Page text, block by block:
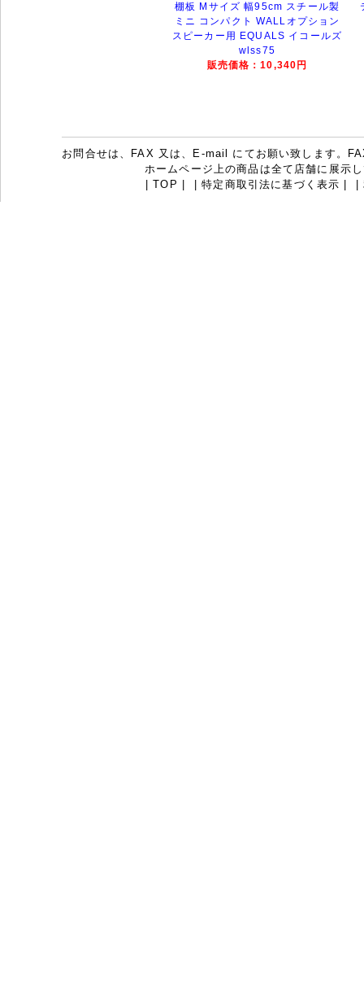
棚板 Mサイズ 幅95cm スチール製
ミニ コンパクト WALLオプション
スピーカー用 EQUALS イコールズ
wlss75
販売価格：10,340円
お問合せは、FAX 又は、E-mail にてお願い致します。
ホームページ上の商品は全て店舗に展示
|TOP |特定商取引法に基づく表示 |